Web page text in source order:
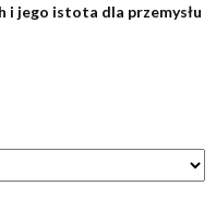
jego istota dla przemysłu